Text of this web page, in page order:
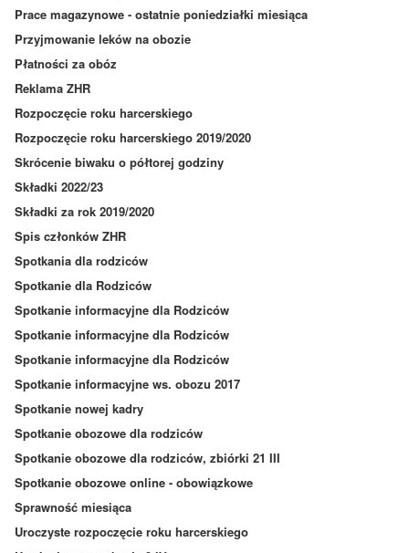
Prace magazynowe - ostatnie poniedziałki miesiąca
Przyjmowanie leków na obozie
Płatności za obóz
Reklama ZHR
Rozpoczęcie roku harcerskiego
Rozpoczęcie roku harcerskiego 2019/2020
Skrócenie biwaku o półtorej godziny
Składki 2022/23
Składki za rok 2019/2020
Spis członków ZHR
Spotkania dla rodziców
Spotkanie dla Rodziców
Spotkanie informacyjne dla Rodziców
Spotkanie informacyjne dla Rodziców
Spotkanie informacyjne dla Rodziców
Spotkanie informacyjne ws. obozu 2017
Spotkanie nowej kadry
Spotkanie obozowe dla rodziców
Spotkanie obozowe dla rodziców, zbiórki 21 III
Spotkanie obozowe online - obowiązkowe
Sprawność miesiąca
Uroczyste rozpoczęcie roku harcerskiego